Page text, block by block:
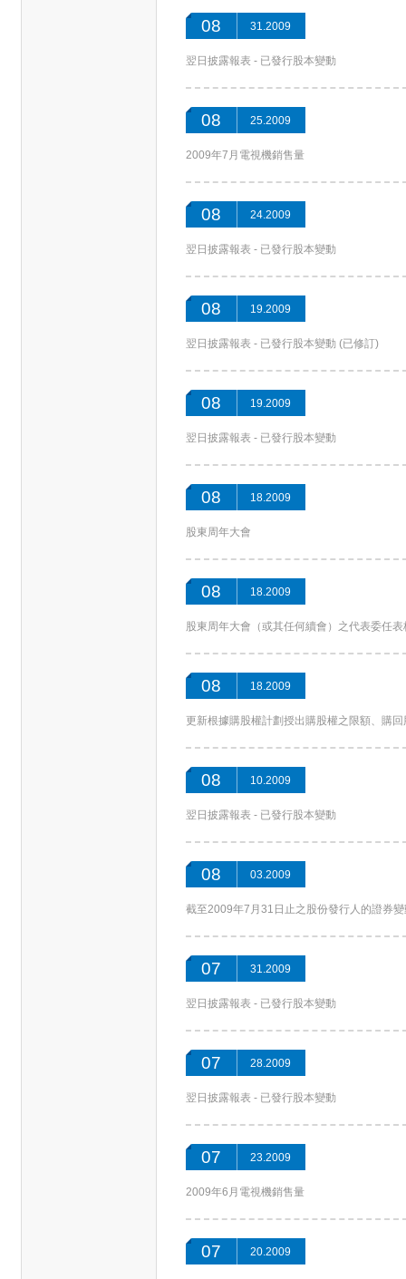
08 31.2009
翌日披露報表 - 已發行股本變動
08 25.2009
2009年7月電視機銷售量
08 24.2009
翌日披露報表 - 已發行股本變動
08 19.2009
翌日披露報表 - 已發行股本變動 (已修訂)
08 19.2009
翌日披露報表 - 已發行股本變動
08 18.2009
股東周年大會
08 18.2009
股東周年大會（或其任何續會）之代表委任表
08 18.2009
更新根據購股權計劃授出購股權之限額、購
08 10.2009
翌日披露報表 - 已發行股本變動
08 03.2009
截至2009年7月31日止之股份發行人的證券
07 31.2009
翌日披露報表 - 已發行股本變動
07 28.2009
翌日披露報表 - 已發行股本變動
07 23.2009
2009年6月電視機銷售量
07 20.2009